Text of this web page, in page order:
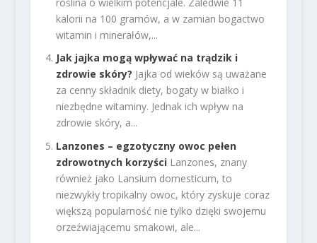
kalorii na 100 gramów, a w zamian bogactwo
witamin i minerałów,...
Jak jajka mogą wpływać na trądzik i
zdrowie skóry? Jajka od wieków są uważane
za cenny składnik diety, bogaty w białko i
niezbędne witaminy. Jednak ich wpływ na
zdrowie skóry, a...
Lanzones – egzotyczny owoc pełen
zdrowotnych korzyści Lanzones, znany
również jako Lansium domesticum, to
niezwykły tropikalny owoc, który zyskuje coraz
większą popularność nie tylko dzięki swojemu
orzeźwiającemu smakowi, ale...